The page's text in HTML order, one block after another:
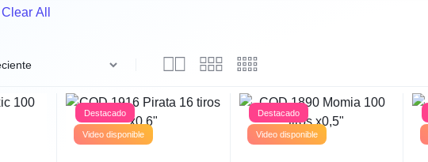
Clear All
Destacado
Video disponible
Destacado
Video disponible